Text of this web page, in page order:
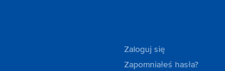
Zaloguj się
Zapomniałeś hasła?